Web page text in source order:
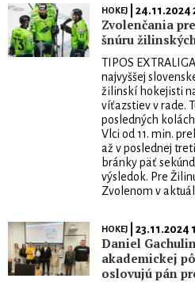
HOKEJ| 24.11.2024
Zvolenčania
šnúru
TIPOS
najvyššej
žilinskí hokejisti
víťazstiev v rade.
posledných
Vlci od 11. min.
až v poslednej
bránky päť
výsledok. Pre
Zvolenom v
HOKEJ| 23.11.2024
Daniel
akademickej
oslovujú pán